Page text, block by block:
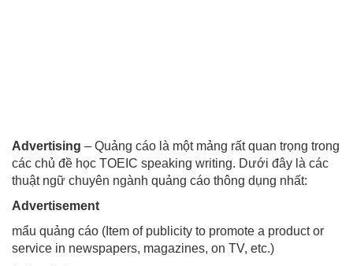
Advertising – Quảng cáo là một mảng rất quan trọng trong
các chủ đề học TOEIC speaking writing. Dưới đây là các
thuật ngữ chuyên ngành quảng cáo thông dụng nhất:
Advertisement
mẩu quảng cáo (Item of publicity to promote a product or
service in newspapers, magazines, on TV, etc.)